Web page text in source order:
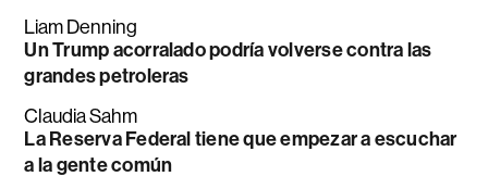
Liam Denning
Un Trump acorralado podría volverse contra las
grandes petroleras
Claudia Sahm
La Reserva Federal tiene que empezar a escuchar
a la gente común